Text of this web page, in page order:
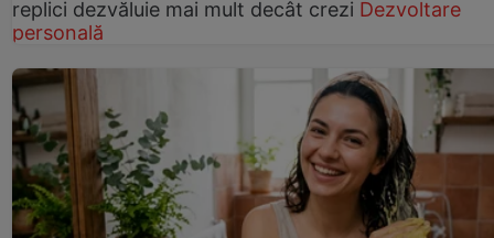
replici dezvăluie mai mult decât crezi Dezvoltare
personală